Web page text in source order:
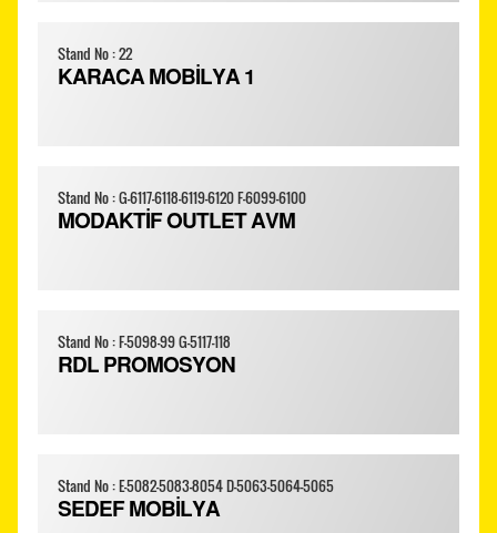
Stand No : 22
KARACA MOBİLYA 1
Stand No : G-6117-6118-6119-6120 F-6099-6100
MODAKTİF OUTLET AVM
Stand No : F-5098-99 G-5117-118
RDL PROMOSYON
Stand No : E-5082-5083-8054 D-5063-5064-5065
SEDEF MOBİLYA